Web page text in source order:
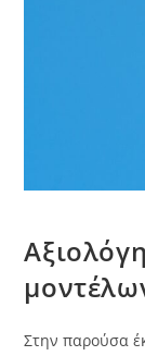
Στην παρούσα